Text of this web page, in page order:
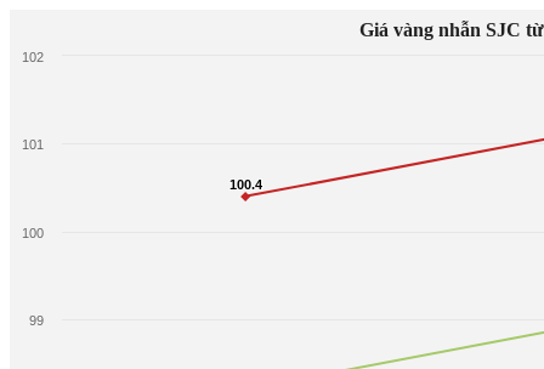
Giá vàng nhẫn SJC
100.4
100.4
99
100
101
102